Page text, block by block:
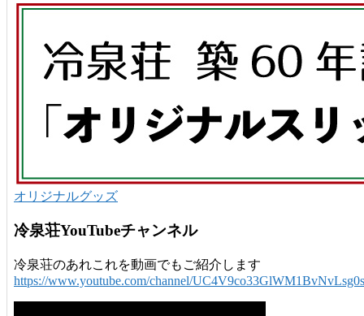
オリジナルグッズ
冷泉荘YouTubeチャンネル
冷泉荘のあれこれを動画でもご紹介します
https://www.youtube.com/channel/